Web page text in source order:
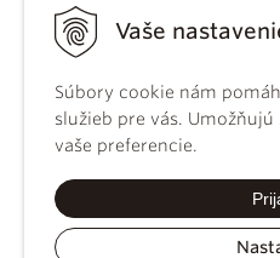
Vaše
Súbory cookie nám
služieb pre vás.
vaše preferencie.
KBS
kánonického
práva
Katechizmus